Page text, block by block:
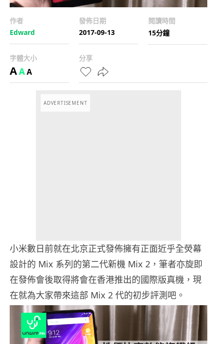
作者
Edward
發佈日期
2017-09-13
閱讀時間
15分鐘
字體大小
AAA
分享
ADVERTISEMENT
小米數日前就在北京正式發佈擁有正面近乎全熒幕
設計的 Mix 系列的第二代新機 Mix 2，筆者亦旋即
在發佈會後取得將會在香港推出的國際版真機，現
在就為大家帶來這部 Mix 2 代的初步評測吧。